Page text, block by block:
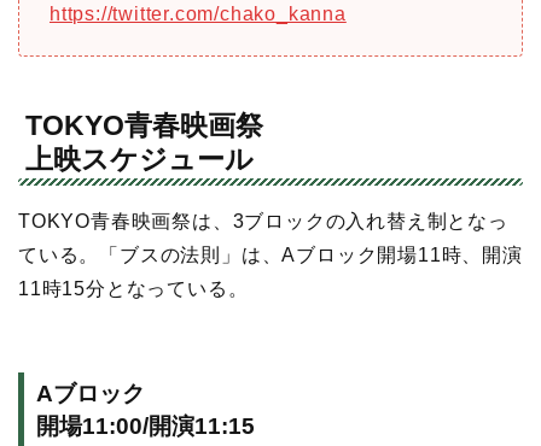
https://twitter.com/chako_kanna
TOKYO青春映画祭
上映スケジュール
TOKYO青春映画祭は、3ブロックの入れ替え制となっ
ている。「ブスの法則」は、Aブロック開場11時、開演
11時15分となっている。
Aブロック
開場11:00/開演11:15